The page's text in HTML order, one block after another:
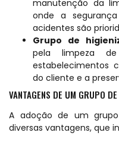
manutenção da
onde a
acidentes são
Grupo de
pela limpeza
estabelecimentos
do cliente e a
VANTAGENS DE UM GRUPO
A adoção de um
diversas vantagens, que